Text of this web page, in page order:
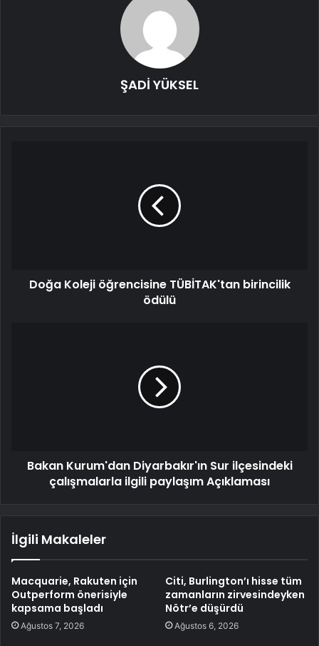
ŞADİ YÜKSEL
Doğa Koleji öğrencisine TÜBİTAK'tan birincilik
ödülü
Bakan Kurum'dan Diyarbakır'ın Sur ilçesindeki
çalışmalarla ilgili paylaşım Açıklaması
İlgili Makaleler
Macquarie, Rakuten için
Outperform önerisiyle
kapsama başladı
Ağustos 7, 2026
Citi, Burlington’ı hisse tüm
zamanların zirvesindeyken
Nötr’e düşürdü
Ağustos 6, 2026